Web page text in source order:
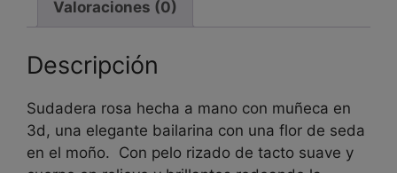
Valoraciones (0)
Descripción
Sudadera rosa hecha a mano con muñeca en
3d, una elegante bailarina con una flor de seda
en el moño. Con pelo rizado de tacto suave y